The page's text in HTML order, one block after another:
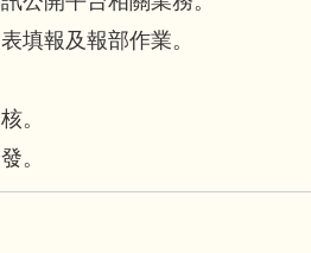
填報及報部作業。
。
。